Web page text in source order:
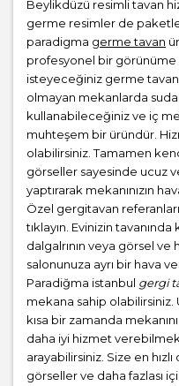
Beylikdüzü resimli tavan
germe resimler de
paradigma germe tavan
profesyonel bir görünüme
isteyeceğiniz germe tavan
olmayan mekanlarda
kullanabileceğiniz ve iç
muhteşem bir üründür.
olabilirsiniz. Tamamen
görseller sayesinde ucuz
yaptırarak mekanınızın
Özel gergitavan
tıklayın. Evinizin
dalgalrının veya görsel ve
salonunuza ayrı bir hava
Paradiğma istanbul gergi
mekana sahip
kısa bir zamanda
daha iyi hizmet
arayabilirsiniz. Size en
görseller ve daha fazlası